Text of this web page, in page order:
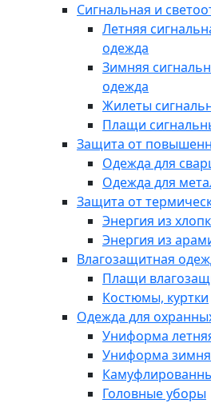
Сигнальная и
Летняя
одежда
Зимняя
одежда
Жилеты
Плащи
Защита от
Одежда для
Одежда для
Защита от
Энергия из
Энергия из
Влагозащитная
Плащи
Костюмы, куртки
Одежда для
Униформа
Униформа
Головные уборы